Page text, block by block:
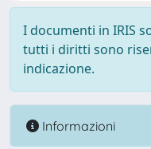
I documenti in IRIS
tutti i diritti sono
indicazione.
Informazioni